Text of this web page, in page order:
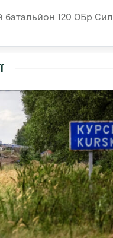
батальйон 120 ОБр Cил